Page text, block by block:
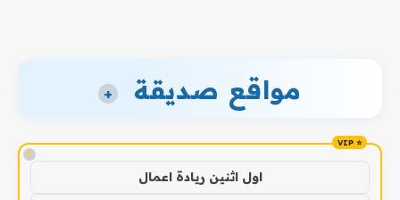
مواقع صديقة +
!
اول اثنين ريادة اعمال